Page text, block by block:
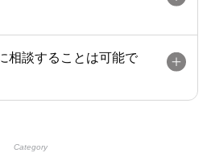
相談することは可能で
Category